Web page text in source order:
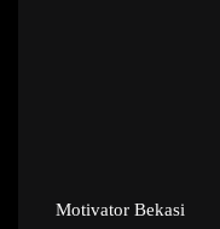
Motivator Bekasi